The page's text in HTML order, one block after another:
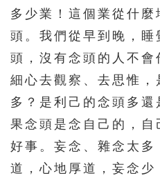
416 417
421 422
426 427
431 432
441 442 443
446 447 448
多少業！這個業從什
頭。我們從早到晚，睡
頭，沒有念頭的人不會
細心去觀察、去思惟，
多？是利己的念頭多
果念頭是念自己的，自
好事。妄念、雜念太
道，心地厚道，妄念少